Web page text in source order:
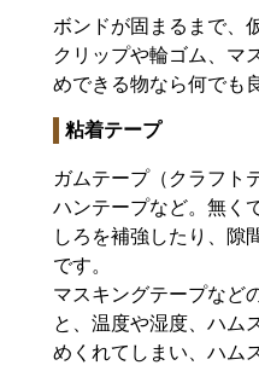
ボンドが固まるまで、
クリップや輪ゴム、マ
めできる物なら何でも
粘着テープ
ガムテープ（クラフト
ハンテープなど。無く
しろを補強したり、隙
です。
マスキングテープなど
と、温度や湿度、ハム
めくれてしまい、ハム